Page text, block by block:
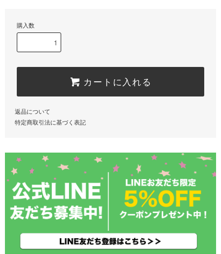
購入数
カートに入れる
返品について
特定商取引法に基づく表記